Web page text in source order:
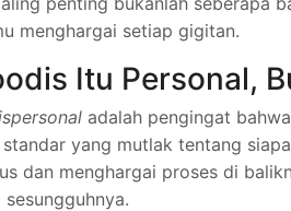
menghargai setiap gigitan.
Itu Personal,
adalah pengingat
yang mutlak tentang siapa
dan menghargai proses di
sesungguhnya.